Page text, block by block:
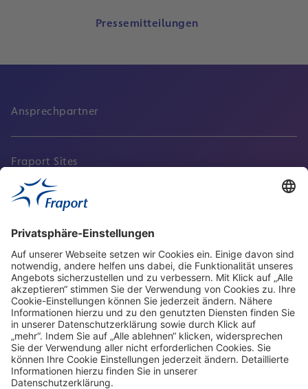
Pressemitteilungen
Ansprechpartner
Fraport Sites
Aktuell
Service
Frankfurt Airport
properties.socialType
properties.socialType
properties.socialType
properties.socialType